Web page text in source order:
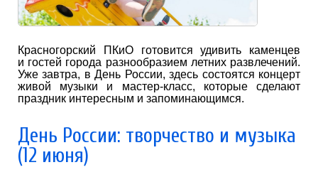
Красногорский ПКиО готовится удивить каменцев
и гостей города разнообразием летних развлечений.
Уже завтра, в День России, здесь состоятся концерт
живой музыки и мастер-класс, которые сделают
праздник интересным и запоминающимся.
День России: творчество и музыка
(12 июня)